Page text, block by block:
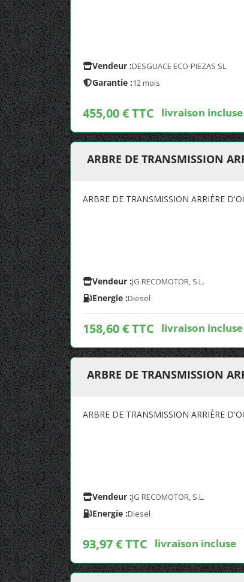
Vendeur :DESGUACE ECO-PIEZAS SL
Garantie :12 mois
455,00 € TTC livraison incluse
ARBRE DE TRANSMISSION
ARBRE DE TRANSMISSION ARRIÈRE
Vendeur :JG RECOMOTOR, S.L.
Energie :Diesel
158,60 € TTC livraison incluse
ARBRE DE TRANSMISSION
ARBRE DE TRANSMISSION ARRIÈRE
Vendeur :JG RECOMOTOR, S.L.
Energie :Diesel
93,97 € TTC livraison incluse